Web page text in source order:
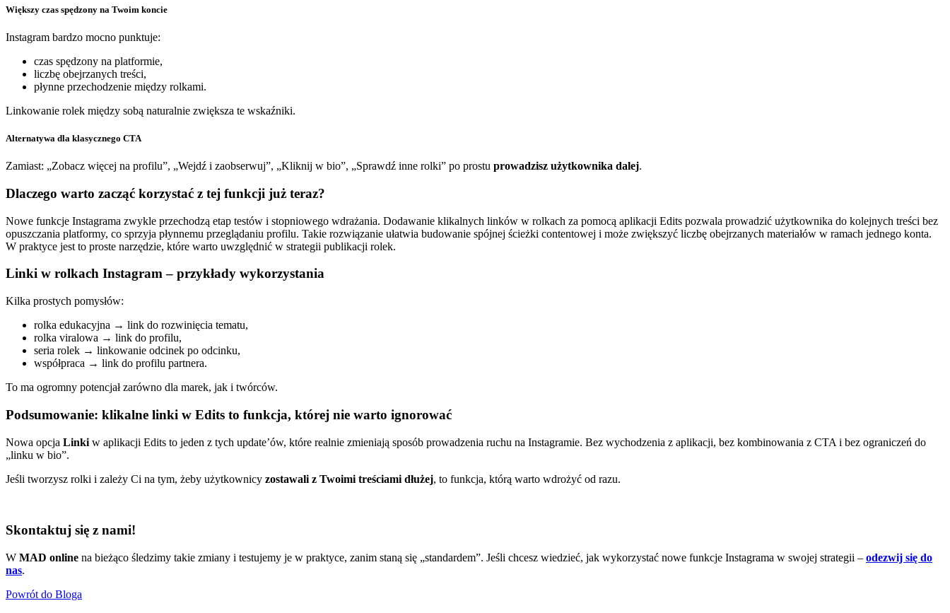
Większy czas spędzony na Twoim koncie
Instagram bardzo mocno punktuje:
czas spędzony na platformie,
liczbę obejrzanych treści,
płynne przechodzenie między rolkami.
Linkowanie rolek między sobą naturalnie zwiększa te wskaźniki.
Alternatywa dla klasycznego CTA
Zamiast: „Zobacz więcej na profilu”, „Wejdź i zaobserwuj”, „Kliknij w bio”, „Sprawdź inne rolki” po prostu prowadzisz użytkownika dalej.
Dlaczego warto zacząć korzystać z tej funkcji już teraz?
Nowe funkcje Instagrama zwykle przechodzą etap testów i stopniowego wdrażania. Dodawanie klikalnych linków w rolkach za pomocą aplikacji Edits pozwala prowadzić użytkownika do kolejnych treści bez
opuszczania platformy, co sprzyja płynnemu przeglądaniu profilu. Takie rozwiązanie ułatwia budowanie spójnej ścieżki contentowej i może zwiększyć liczbę obejrzanych materiałów w ramach jednego konta.
W praktyce jest to proste narzędzie, które warto uwzględnić w strategii publikacji rolek.
Linki w rolkach Instagram – przykłady wykorzystania
Kilka prostych pomysłów:
rolka edukacyjna → link do rozwinięcia tematu,
rolka viralowa → link do profilu,
seria rolek → linkowanie odcinek po odcinku,
współpraca → link do profilu partnera.
To ma ogromny potencjał zarówno dla marek, jak i twórców.
Podsumowanie: klikalne linki w Edits to funkcja, której nie warto ignorować
Nowa opcja Linki w aplikacji Edits to jeden z tych update’ów, które realnie zmieniają sposób prowadzenia ruchu na Instagramie. Bez wychodzenia z aplikacji, bez kombinowania z CTA i bez ograniczeń do
„linku w bio”.
Jeśli tworzysz rolki i zależy Ci na tym, żeby użytkownicy zostawali z Twoimi treściami dłużej, to funkcja, którą warto wdrożyć od razu.
Skontaktuj się z nami!
W MAD online na bieżąco śledzimy takie zmiany i testujemy je w praktyce, zanim staną się „standardem”. Jeśli chcesz wiedzieć, jak wykorzystać nowe funkcje Instagrama w swojej strategii – odezwij się do
nas.
Powrót do Bloga